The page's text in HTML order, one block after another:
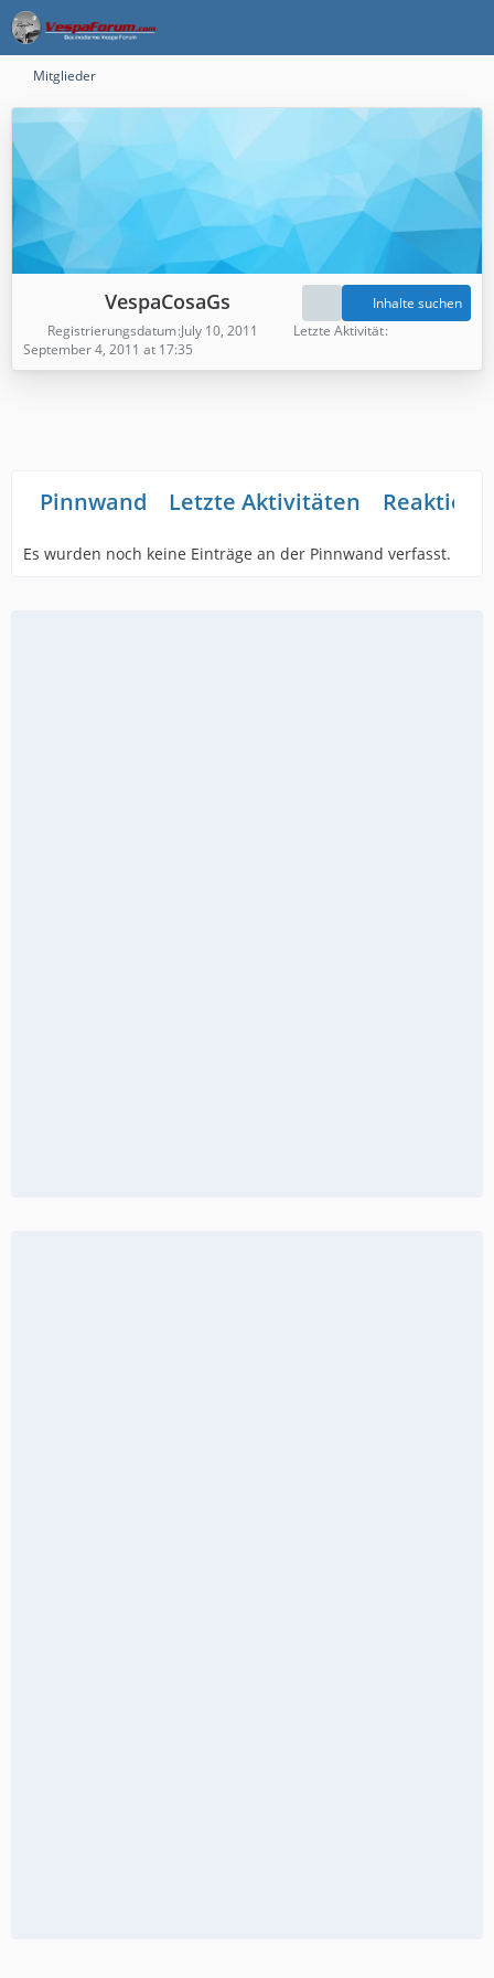
Mitglieder
VespaCosaGs
Inhalte suchen
Registrierungsdatum July 10, 2011
Letzte Aktivität
September 4, 2011 at 17:35
Pinnwand Letzte Aktivitäten
Es wurden noch keine Einträge an der Pinnwand verfasst.